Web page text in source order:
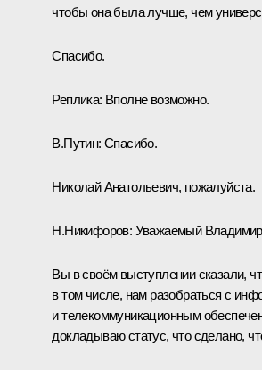
чтобы она была лучше, чем
Спасибо.
Реплика: Вполне возможно.
В.Путин: Спасибо.
Николай Анатольевич, пожалуйста.
Н.Никифоров: Уважаемый
Вы в своём выступлении сказали,
в том числе, нам разобраться с
и телекоммуникационным
докладываю статус, что сделано,